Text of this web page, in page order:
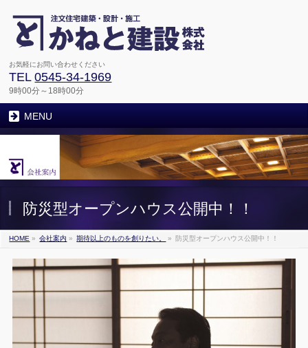
お気軽にお問い合わせください
TEL0545-34-1969
9時00分～18時00分
MENU
防災型オープンハウス公開中！！
HOME » 会社案内 » 期待以上のものを創りたい。 » 防災型オープンハウス公開中！！